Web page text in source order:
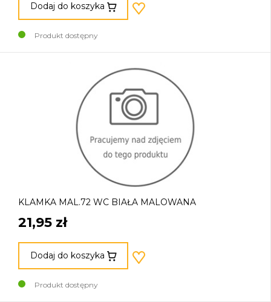
Dodaj do koszyka
Produkt dostępny
KLAMKA MAL.72 WC BIAŁA MALOWANA
21,95 zł
Dodaj do koszyka
Produkt dostępny